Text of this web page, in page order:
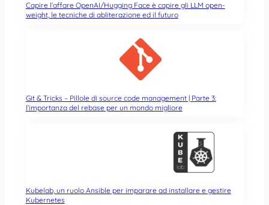
Capire l’affare OpenAI/Hugging Face è capire gli LLM open-
weight, le tecniche di abliterazione ed il futuro
Git & Tricks – Pillole di source code management | Parte 3:
l’importanza del rebase per un mondo migliore
Kubelab, un ruolo Ansible per imparare ad installare e gestire
Kubernetes